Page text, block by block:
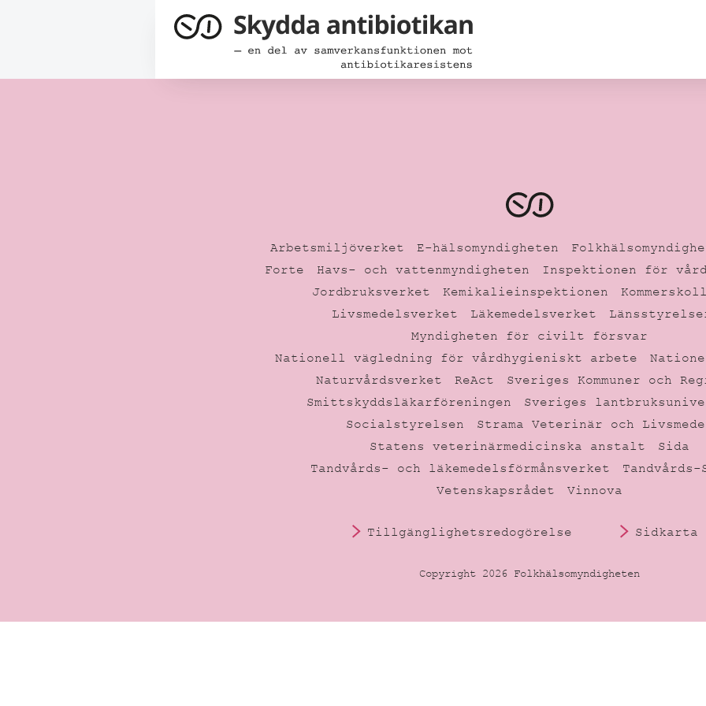
Arbetsmiljöverket E-hälsomyndigheten
Forte
Havs- och vattenmyndigheten
Inspektionen för vård
Jordbruksverket
Kemikalieinspektionen
Livsmedelsverket
Läkemedelsverket
Myndigheten för civilt försvar
Nationell vägledning för vårdhygieniskt arbete
Naturvårdsverket
ReAct
Sveriges Kommuner och
Smittskyddsläkarföreningen
Sveriges
Socialstyrelsen
Strama Veterinär och
Statens veterinärmedicinska anstalt
Sida
Tandvårds- och läkemedelsförmånsverket
Tandvårds-
Vetenskapsrådet
Vinnova
Tillgänglighetsredogörelse Sidkarta
Copyright 2026 Folkhälsomyndigheten